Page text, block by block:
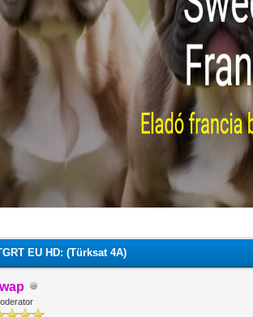
EU HD: (Türksat 4A)